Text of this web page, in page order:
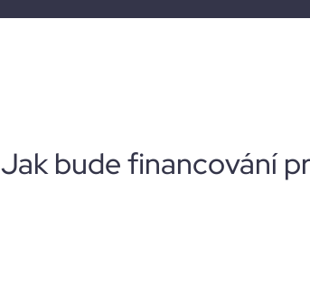
Jak bude financování